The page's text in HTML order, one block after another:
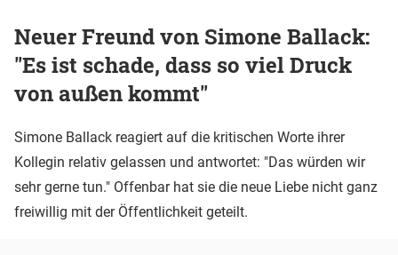
Neuer Freund von Simone Ballack:
"Es ist schade, dass so viel Druck
von außen kommt"
Simone Ballack reagiert auf die kritischen Worte ihrer
Kollegin relativ gelassen und antwortet: "Das würden wir
sehr gerne tun." Offenbar hat sie die neue Liebe nicht ganz
freiwillig mit der Öffentlichkeit geteilt.